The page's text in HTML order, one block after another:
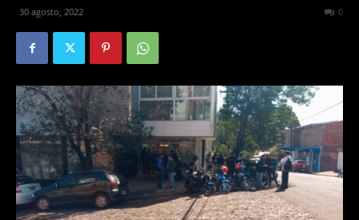
30 agosto, 2022 0